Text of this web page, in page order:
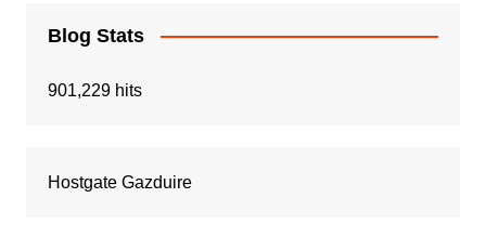
Blog Stats
901,229 hits
Hostgate Gazduire